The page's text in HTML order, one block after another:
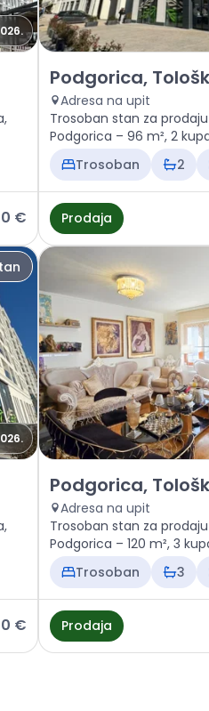
€
Prodaja - Stan
Podgorica,
Adresa na upit
Trosoban stan za
Podgorica – 96 m², 2
upit
Trosoban 2
Prodaja
€
Prodaja - Stan
Podgorica,
Adresa na upit
Trosoban stan za
Podgorica – 120 m², 3
420.000 €
Trosoban 3
Prodaja